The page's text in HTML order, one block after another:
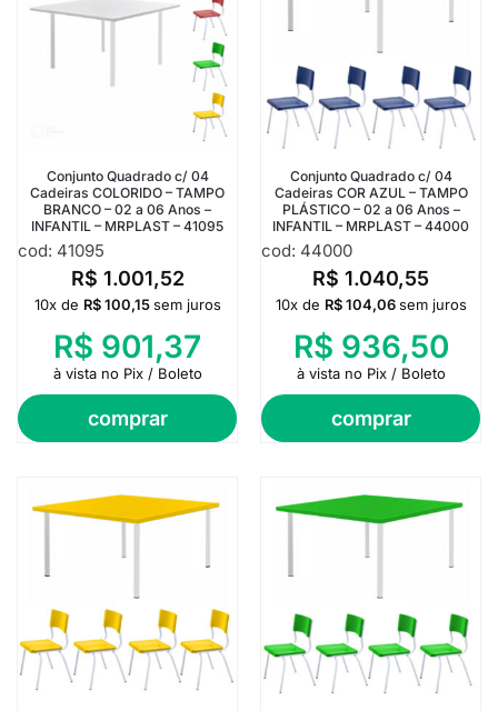
Conjunto Quadrado c/ 04
Cadeiras COLORIDO – TAMPO
BRANCO – 02 a 06 Anos –
INFANTIL – MRPLAST – 41095
cod: 41095
R$ 1.001,52
comprar
10x de R$100,15 sem juros
R$ 901,37
à vista no Pix / Boleto
Conjunto Quadrado c/ 04
Cadeiras COR AZUL – TAMPO
PLÁSTICO – 02 a 06 Anos –
INFANTIL – MRPLAST – 44000
cod: 44000
R$ 1.040,55
comprar
10x de R$104,06 sem juros
R$ 936,50
à vista no Pix / Boleto